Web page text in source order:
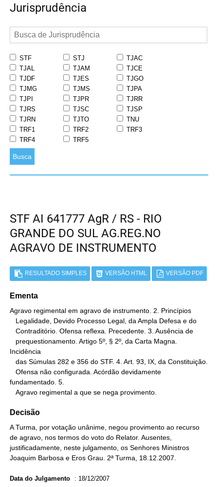
Jurisprudência
STF STJ
TJAC
TJAL
TJAM
TJCE
TJDF
TJES
TJGO
TJMG
TJMS
TJPA
TJPI
TJPR
TJRR
TJRS
TJSC
TJSP
TJRN
TJTO
TNU
TRF1
TRF2
TRF3
TRF4
TRF5
Busca
STF AI 641777 AgR / RS - RIO
GRANDE DO SUL AG.REG.NO
AGRAVO DE INSTRUMENTO
RESULTADO SIMPLES VERSÃO HTML VERSÃO PDF
Ementa
Agravo regimental em agravo de instrumento. 2. Princípios
Incidência
fundamentado. 5.
   Agravo regimental a que se nega provimento.
Decisão
A Turma, por votação unânime, negou provimento ao recurso
de agravo, nos termos do voto do Relator. Ausentes,
justificadamente, neste julgamento, os Senhores Ministros
Joaquim Barbosa e Eros Grau. 2ª Turma, 18.12.2007.
Data do Julgamento : 18/12/2007